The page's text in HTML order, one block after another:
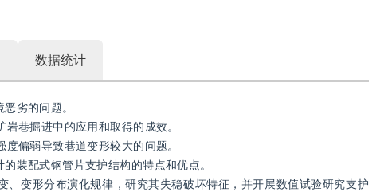
数据统计
劣的问题。
巷掘进中的应用和取得的成效。
偏弱导致巷道变形较大的问题。
装配式钢管片支护结构的特点和优点。
变形分布演化规律，研究其失稳破坏特征，并开展数值试验研究支护